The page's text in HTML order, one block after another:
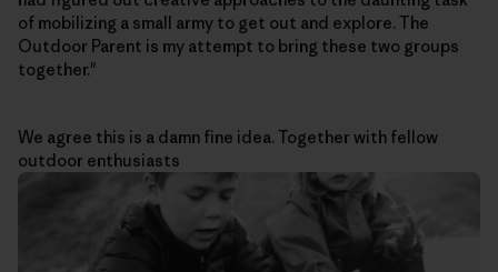
of mobilizing a small army to get out and explore. The
Outdoor Parent is my attempt to bring these two groups
together."
We agree this is a damn fine idea. Together with fellow
outdoor enthusiasts